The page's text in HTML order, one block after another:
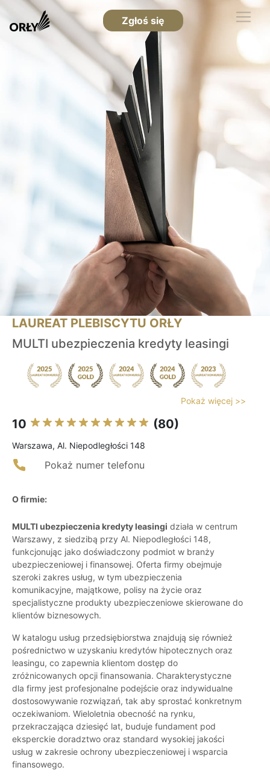
Zgłoś się
LAUREAT PLEBISCYTU ORŁY
MULTI ubezpieczenia kredyty leasingi
Pokaż więcej >>
10 (80)
Warszawa, Al. Niepodległości 148
Pokaż numer telefonu
O firmie:
MULTI ubezpieczenia kredyty leasingi działa w centrum
Warszawy, z siedzibą przy Al. Niepodległości 148,
funkcjonując jako doświadczony podmiot w branży
ubezpieczeniowej i finansowej. Oferta firmy obejmuje
szeroki zakres usług, w tym ubezpieczenia
komunikacyjne, majątkowe, polisy na życie oraz
specjalistyczne produkty ubezpieczeniowe skierowane do
klientów biznesowych.
W katalogu usług przedsiębiorstwa znajdują się również
pośrednictwo w uzyskaniu kredytów hipotecznych oraz
leasingu, co zapewnia klientom dostęp do
zróżnicowanych opcji finansowania. Charakterystyczne
dla firmy jest profesjonalne podejście oraz indywidualne
dostosowywanie rozwiązań, tak aby sprostać konkretnym
oczekiwaniom. Wieloletnia obecność na rynku,
przekraczająca dziesięć lat, buduje fundament pod
eksperckie doradztwo oraz standard wysokiej jakości
usług w zakresie ochrony ubezpieczeniowej i wsparcia
finansowego.